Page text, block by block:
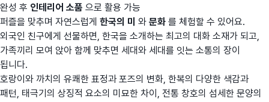
완성 후 인테리어 소품 으로 활용 가능
퍼즐을 맞추며 자연스럽게 한국의 미 와 문화 를 체험할 수 있어요.
외국인 친구에게 선물하면, 한국을 소개하는 최고의 대화 소재가 되고,
가족끼리 모여 앉아 함께 맞추면 세대와 세대를 잇는 소통의 장이
됩니다.
호랑이와 까치의 유쾌한 표정과 포즈의 변화, 한복의 다양한 색감과
패턴, 태극기의 상징적 요소의 미묘한 차이, 전통 창호의 섬세한 문양의